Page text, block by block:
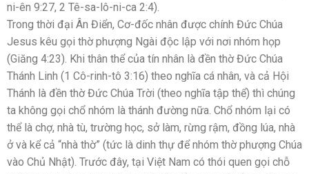
ni-ên 9:27, 2 Tê-sa-lô-ni-ca 2:4).
Trong thời đại Ân Điển, Cơ-đốc nhân được chính Đức Chúa
Jesus kêu gọi thờ phượng Ngài độc lập với nơi nhóm họp
(Giăng 4:23). Khi thân thể của tín nhân là đền thờ Đức Chúa
Thánh Linh (1 Cô-rinh-tô 3:16) theo nghĩa cá nhân, và cả Hội
Thánh là đền thờ Đức Chúa Trời (theo nghĩa tập thể) thì chúng
ta không gọi chổ nhóm là thánh đường nữa. Chổ nhóm lại có
thể là chợ, nhà tù, trường học, sở làm, rừng rậm, đồng lúa, nhà
ở và kể cả “nhà thờ” (tức là dinh thự để nhóm thờ phượng Chúa
vào Chủ Nhật). Trước đây, tại Việt Nam có thói quen gọi chỗ